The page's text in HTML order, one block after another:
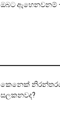
ඔබට ඇහෙනවනම්
කෙනෙක්
සලකනවද?